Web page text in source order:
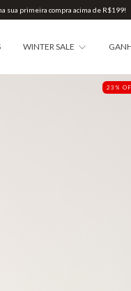
sua primeira compra acima de R$199!
WINTER SALE
23 %